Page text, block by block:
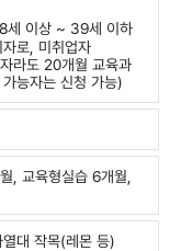
세 이상 ~ 39세 이하
로, 미취업자
라도 20개월 교육과
능자는 신청 가능)
, 교육형실습 6개월,
대 작목(레몬 등)